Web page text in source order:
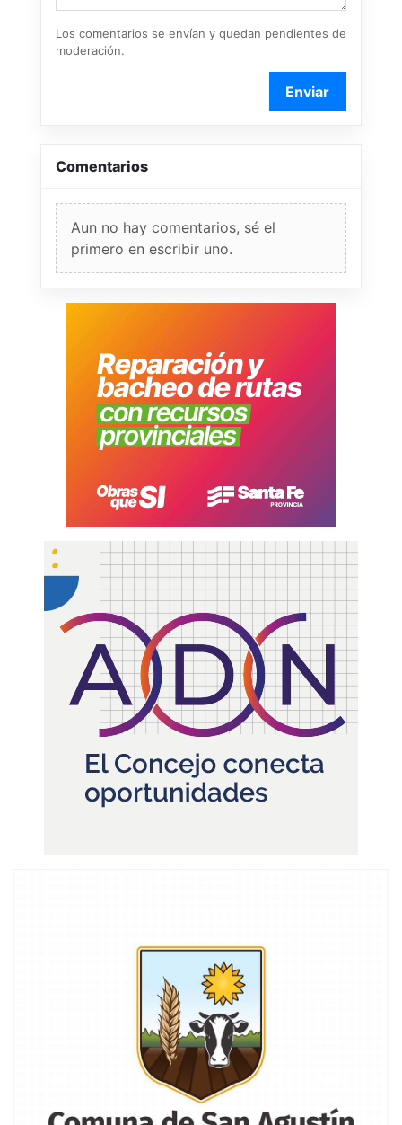
Los comentarios se envían y quedan pendientes de
moderación.
Enviar
Comentarios
Aun no hay comentarios, sé el
primero en escribir uno.